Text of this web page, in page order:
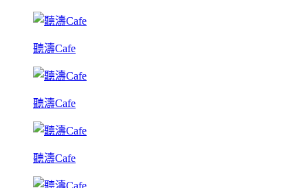
聽濤Cafe
聽濤Cafe
聽濤Cafe